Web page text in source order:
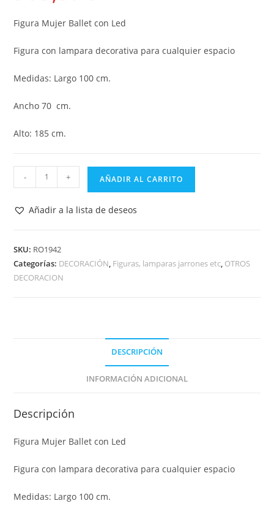
Figura Mujer Ballet con Led
Figura con lampara decorativa para cualquier espacio
Medidas: Largo 100 cm.
Ancho 70 cm.
Alto: 185 cm.
LAMPARA
LED
RO1942
cantidad
- + AÑADIR AL CARRITO
Añadir a la lista de deseos
SKU: RO1942
Categorías: DECORACIÓN, Figuras, lamparas jarrones etc, OTROS
DECORACION
DESCRIPCIÓN
INFORMACIÓN ADICIONAL
Descripción
Figura Mujer Ballet con Led
Figura con lampara decorativa para cualquier espacio
Medidas: Largo 100 cm.